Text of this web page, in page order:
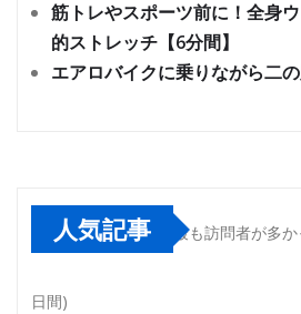
筋トレやスポーツ前に！全身
的ストレッチ【6分間】
エアロバイクに乗りながら二
人気記事 最も訪問者が多
日間)